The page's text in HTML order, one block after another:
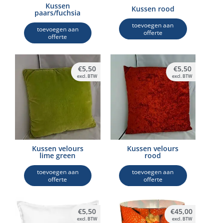
Kussen
paars/fuchsia
toevoegen aan
offerte
Kussen rood
toevoegen aan
offerte
Kussen velours
lime green
toevoegen aan
offerte
€5,50
excl. BTW
Kussen velours
rood
toevoegen aan
offerte
€5,50
excl. BTW
€5,50
excl. BTW
€45,00
excl. BTW